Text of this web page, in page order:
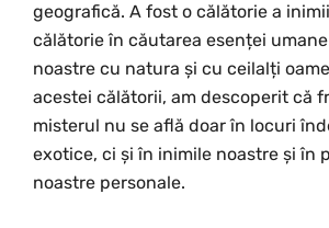
geografică. A fost o călătorie a
călătorie în căutarea esenței
noastre cu natura și cu ceilalți
acestei călătorii, am descoperit că
misterul nu se află doar în locuri
exotice, ci și în inimile noastre și în
noastre personale.